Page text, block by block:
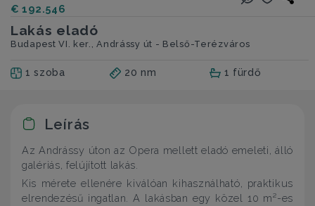
€ 192.546
Lakás eladó
Budapest VI. ker., Andrássy út - Belső-Terézváros
1 szoba 20 nm 1 fürdő
Leírás
Az Andrássy úton az Opera mellett eladó emeleti, álló
galériás, felújított lakás.
Kis mérete ellenére kiválóan kihasználható, praktikus
elrendezésű ingatlan. A lakásban egy közel 10 m²-es